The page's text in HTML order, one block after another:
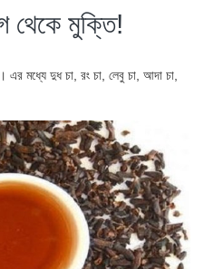
থেকে মুক্তি!
এর মধ্যে দুধ চা, রং চা, লেবু চা, আদা চা,